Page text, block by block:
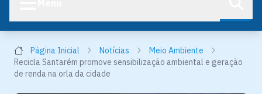
Página Inicial Notícias
Meio Ambiente
Recicla Santarém promove sensibilização ambiental e geração
de renda na orla da cidade